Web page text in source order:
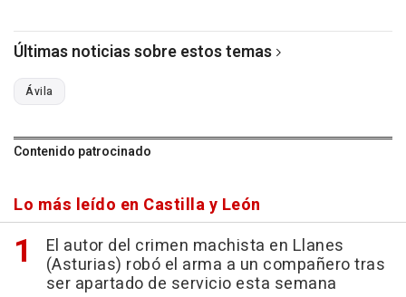
Últimas noticias sobre estos temas
Ávila
Contenido patrocinado
Lo más leído en Castilla y León
El autor del crimen machista en Llanes
(Asturias) robó el arma a un compañero tras
ser apartado de servicio esta semana